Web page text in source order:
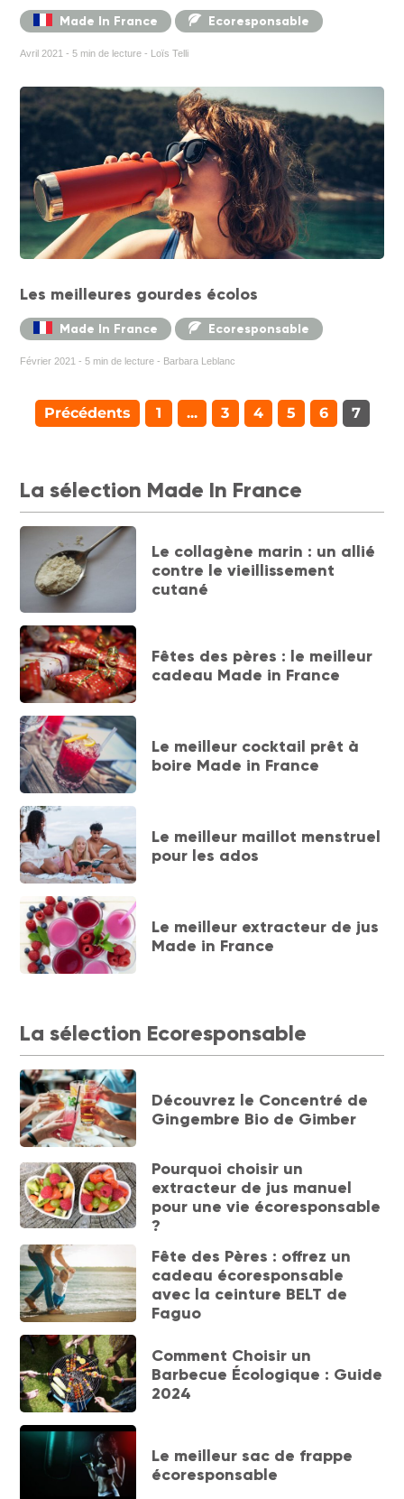
Made In France Ecoresponsable
Avril 2021 - 5 min de lecture - Loïs Telli
Les meilleures gourdes écolos
Made In France Ecoresponsable
Février 2021 - 5 min de lecture - Barbara Leblanc
Précédents 1 ... 3 4 5 6 7
La sélection Made In France
Le collagène marin : un allié
contre le vieillissement
cutané
Fêtes des pères : le meilleur
cadeau Made in France
Le meilleur cocktail prêt à
boire Made in France
Le meilleur maillot menstruel
pour les ados
Le meilleur extracteur de jus
Made in France
La sélection Ecoresponsable
Découvrez le Concentré de
Gingembre Bio de Gimber
Pourquoi choisir un
extracteur de jus manuel
pour une vie écoresponsable
?
Fête des Pères : offrez un
cadeau écoresponsable
avec la ceinture BELT de
Faguo
Comment Choisir un
Barbecue Écologique : Guide
2024
Le meilleur sac de frappe
écoresponsable